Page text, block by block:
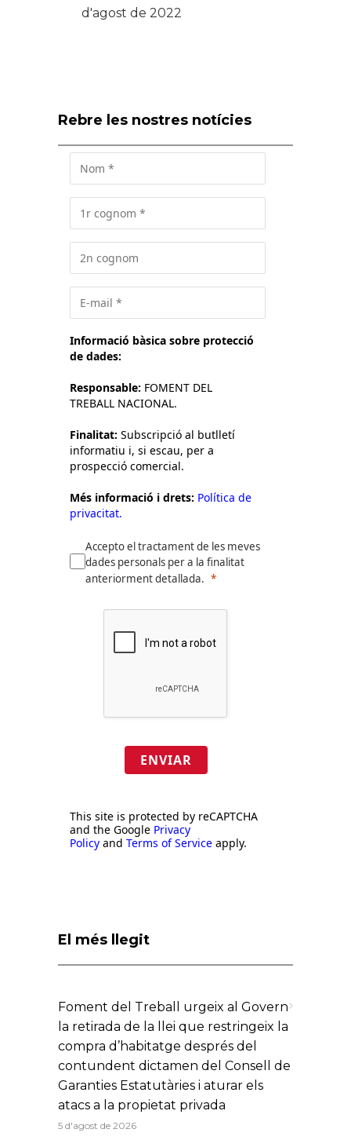
d'agost de 2022
Rebre les nostres notícies
Informació bàsica sobre protecció
de dades:
Responsable: FOMENT DEL
TREBALL NACIONAL.
Finalitat: Subscripció al butlletí
informatiu i, si escau, per a
prospecció comercial.
Més informació i drets: Política de
privacitat.
Accepto el tractament de les meves
dades personals per a la finalitat
anteriorment detallada.
ENVIAR
This site is protected by reCAPTCHA
and the Google Privacy
Policy and Terms of Service apply.
El més llegit
Foment del Treball urgeix al Govern
la retirada de la llei que restringeix la
compra d’habitatge després del
contundent dictamen del Consell de
Garanties Estatutàries i aturar els
atacs a la propietat privada
5 d'agost de 2026